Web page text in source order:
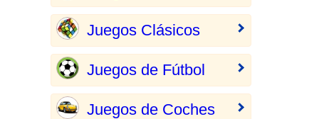
Juegos Clásicos
Juegos de Fútbol
Juegos de Coches